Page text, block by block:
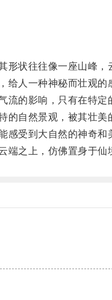
状往往像一座山峰，
人一种神秘而壮观的
的影响，只有在特定
自然景观，被其壮美
受到大自然的神奇和
之上，仿佛置身于仙